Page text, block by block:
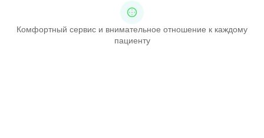
Комфортный сервис и внимательное отношение к каждому
пациенту